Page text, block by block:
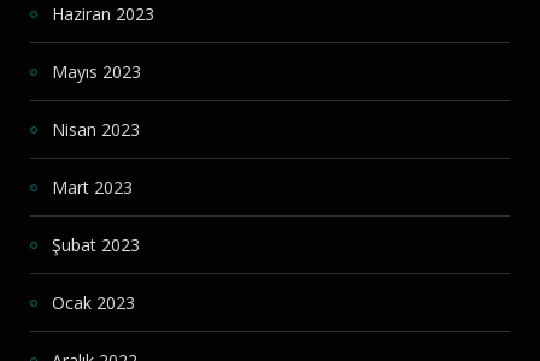
Haziran 2023
Mayıs 2023
Nisan 2023
Mart 2023
Şubat 2023
Ocak 2023